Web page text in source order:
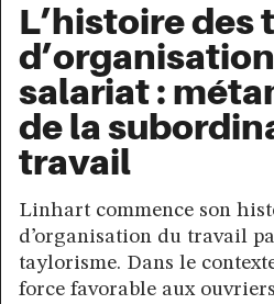
L’histoire des
salariat :
de la
travail
Linhart commence son
d’organisation du travail
taylorisme. Dans le
force favorable aux